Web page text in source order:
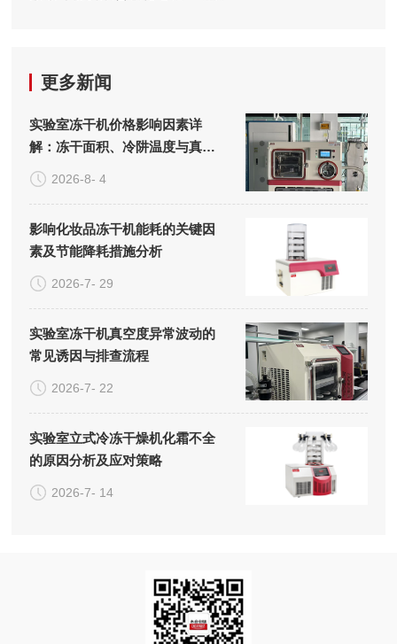
更多新闻
实验室冻干机价格影响因素详
解：冻干面积、冷阱温度与真空
系统的成本构成
2026-8- 4
影响化妆品冻干机能耗的关键因
素及节能降耗措施分析
2026-7- 29
实验室冻干机真空度异常波动的
常见诱因与排查流程
2026-7- 22
实验室立式冷冻干燥机化霜不全
的原因分析及应对策略
2026-7- 14